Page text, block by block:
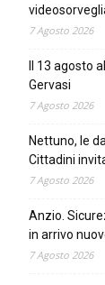
7 Agosto 2026
Il 13 agosto
Gervasi
7 Agosto 2026
Nettuno, le
Cittadini
7 Agosto 2026
Anzio.
in arrivo
7 Agosto 2026